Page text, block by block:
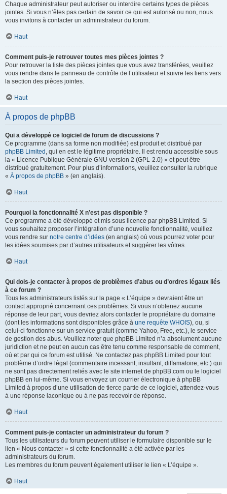
Chaque administrateur peut autoriser ou interdire certains types de pièces
jointes. Si vous n’êtes pas certain de savoir ce qui est autorisé ou non, nous
vous invitons à contacter un administrateur du forum.
Haut
Comment puis-je retrouver toutes mes pièces jointes ?
Pour retrouver la liste des pièces jointes que vous avez transférées, veuillez
vous rendre dans le panneau de contrôle de l’utilisateur et suivre les liens vers
la section des pièces jointes.
Haut
À propos de phpBB
Qui a développé ce logiciel de forum de discussions ?
Ce programme (dans sa forme non modifiée) est produit et distribué par
phpBB Limited , qui en est le légitime propriétaire. Il est rendu accessible sous
la « Licence Publique Générale GNU version 2 (GPL-2.0) » et peut être
distribué gratuitement. Pour plus d’informations, veuillez consulter la rubrique
« À propos de phpBB » (en anglais).
Haut
Pourquoi la fonctionnalité X n’est pas disponible ?
Ce programme a été développé et mis sous licence par phpBB Limited. Si
vous souhaitez proposer l’intégration d’une nouvelle fonctionnalité, veuillez
vous rendre sur notre centre d’idées (en anglais) où vous pourrez voter pour
les idées soumises par d’autres utilisateurs et suggérer les vôtres.
Haut
Qui dois-je contacter à propos de problèmes d’abus ou d’ordres légaux liés
à ce forum ?
Tous les administrateurs listés sur la page « L’équipe » devraient être un
contact approprié concernant ces problèmes. Si vous n’obtenez aucune
réponse de leur part, vous devriez alors contacter le propriétaire du domaine
(dont les informations sont disponibles grâce à une requête WHOIS), ou, si
celui-ci fonctionne sur un service gratuit (comme Yahoo, Free, etc.), le service
de gestion des abus. Veuillez noter que phpBB Limited n’a absolument aucune
juridiction et ne peut en aucun cas être tenu comme responsable de comment,
où et par qui ce forum est utilisé. Ne contactez pas phpBB Limited pour tout
problème d’ordre légal (commentaire incessant, insultant, diffamatoire, etc.) qui
ne sont pas directement reliés avec le site internet de phpBB.com ou le logiciel
phpBB en lui-même. Si vous envoyez un courrier électronique à phpBB
Limited à propos d’une utilisation de tierce partie de ce logiciel, attendez-vous
à une réponse laconique ou à ne pas recevoir de réponse.
Haut
Comment puis-je contacter un administrateur du forum ?
Tous les utilisateurs du forum peuvent utiliser le formulaire disponible sur le
lien « Nous contacter » si cette fonctionnalité a été activée par les
administrateurs du forum.
Les membres du forum peuvent également utiliser le lien « L’équipe ».
Haut